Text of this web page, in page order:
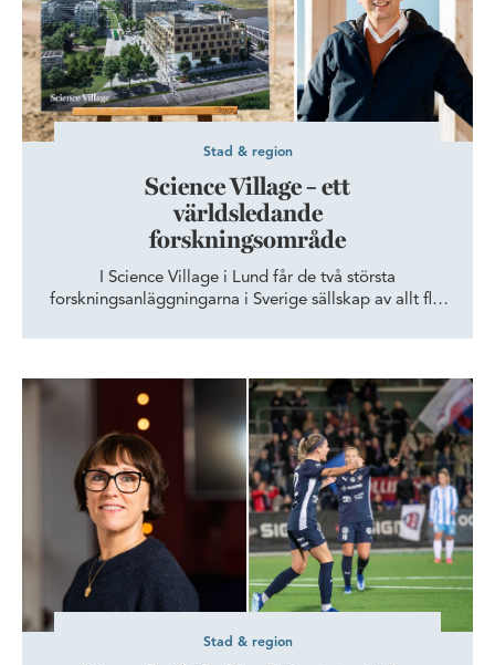
Stad & region
Science Village – ett
världsledande
forskningsområde
I Science Village i Lund får de två största
forskningsanläggningarna i Sverige sällskap av allt fler
Lindfors, vd på Science Village.
Att spela fotboll och bygga städer är ett lagspel
Stad & region